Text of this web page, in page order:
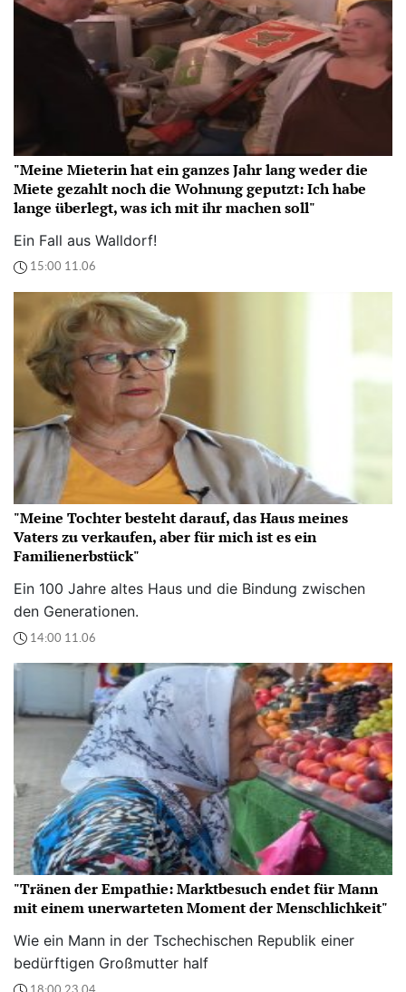
"Meine Mieterin hat ein ganzes Jahr lang weder die
Miete gezahlt noch die Wohnung geputzt: Ich habe
lange überlegt, was ich mit ihr machen soll"
Ein Fall aus Walldorf!
15:00 11.06
"Meine Tochter besteht darauf, das Haus meines
Vaters zu verkaufen, aber für mich ist es ein
Familienerbstück"
Ein 100 Jahre altes Haus und die Bindung zwischen
den Generationen.
14:00 11.06
"Tränen der Empathie: Marktbesuch endet für Mann
mit einem unerwarteten Moment der Menschlichkeit"
Wie ein Mann in der Tschechischen Republik einer
bedürftigen Großmutter half